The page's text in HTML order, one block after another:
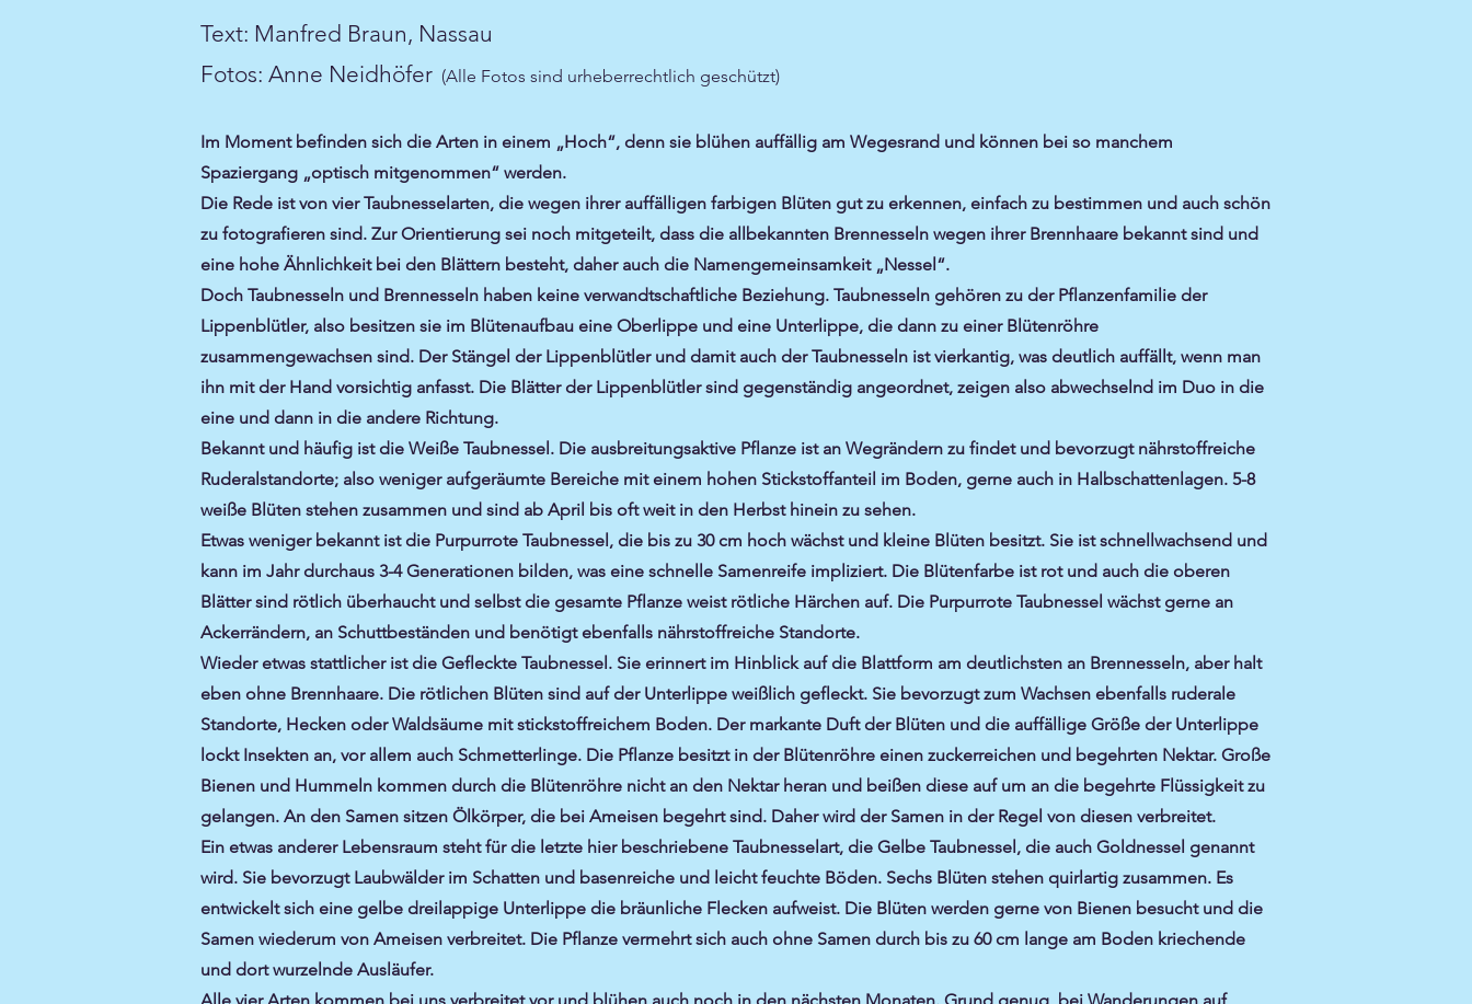
Text: Manfred Braun, Nassau
Fotos: Anne Neidhöfer (Alle Fotos sind urheberrechtlich geschützt)
Im Moment befinden sich die Arten in einem „Hoch“, denn sie blühen auffällig am Wegesrand und können bei so manchem
Spaziergang „optisch mitgenommen“ werden.
Die Rede ist von vier Taubnesselarten, die wegen ihrer auffälligen farbigen Blüten gut zu erkennen, einfach zu bestimmen und auch schön
zu fotografieren sind. Zur Orientierung sei noch mitgeteilt, dass die allbekannten Brennesseln wegen ihrer Brennhaare bekannt sind und
eine hohe Ähnlichkeit bei den Blättern besteht, daher auch die Namengemeinsamkeit „Nessel“.
Doch Taubnesseln und Brennesseln haben keine verwandtschaftliche Beziehung. Taubnesseln gehören zu der Pflanzenfamilie der
Lippenblütler, also besitzen sie im Blütenaufbau eine Oberlippe und eine Unterlippe, die dann zu einer Blütenröhre
zusammengewachsen sind. Der Stängel der Lippenblütler und damit auch der Taubnesseln ist vierkantig, was deutlich auffällt, wenn man
ihn mit der Hand vorsichtig anfasst. Die Blätter der Lippenblütler sind gegenständig angeordnet, zeigen also abwechselnd im Duo in die
eine und dann in die andere Richtung.
Bekannt und häufig ist die Weiße Taubnessel. Die ausbreitungsaktive Pflanze ist an Wegrändern zu findet und bevorzugt nährstoffreiche
Ruderalstandorte; also weniger aufgeräumte Bereiche mit einem hohen Stickstoffanteil im Boden, gerne auch in Halbschattenlagen. 5-8
weiße Blüten stehen zusammen und sind ab April bis oft weit in den Herbst hinein zu sehen.
Etwas weniger bekannt ist die Purpurrote Taubnessel, die bis zu 30 cm hoch wächst und kleine Blüten besitzt. Sie ist schnellwachsend und
kann im Jahr durchaus 3-4 Generationen bilden, was eine schnelle Samenreife impliziert. Die Blütenfarbe ist rot und auch die oberen
Blätter sind rötlich überhaucht und selbst die gesamte Pflanze weist rötliche Härchen auf. Die Purpurrote Taubnessel wächst gerne an
Ackerrändern, an Schuttbeständen und benötigt ebenfalls nährstoffreiche Standorte.
Wieder etwas stattlicher ist die Gefleckte Taubnessel. Sie erinnert im Hinblick auf die Blattform am deutlichsten an Brennesseln, aber halt
eben ohne Brennhaare. Die rötlichen Blüten sind auf der Unterlippe weißlich gefleckt. Sie bevorzugt zum Wachsen ebenfalls ruderale
Standorte, Hecken oder Waldsäume mit stickstoffreichem Boden. Der markante Duft der Blüten und die auffällige Größe der Unterlippe
lockt Insekten an, vor allem auch Schmetterlinge. Die Pflanze besitzt in der Blütenröhre einen zuckerreichen und begehrten Nektar. Große
Bienen und Hummeln kommen durch die Blütenröhre nicht an den Nektar heran und beißen diese auf um an die begehrte Flüssigkeit zu
gelangen. An den Samen sitzen Ölkörper, die bei Ameisen begehrt sind. Daher wird der Samen in der Regel von diesen verbreitet.
Ein etwas anderer Lebensraum steht für die letzte hier beschriebene Taubnesselart, die Gelbe Taubnessel, die auch Goldnessel genannt
wird. Sie bevorzugt Laubwälder im Schatten und basenreiche und leicht feuchte Böden. Sechs Blüten stehen quirlartig zusammen. Es
entwickelt sich eine gelbe dreilappige Unterlippe die bräunliche Flecken aufweist. Die Blüten werden gerne von Bienen besucht und die
Samen wiederum von Ameisen verbreitet. Die Pflanze vermehrt sich auch ohne Samen durch bis zu 60 cm lange am Boden kriechende
und dort wurzelnde Ausläufer.